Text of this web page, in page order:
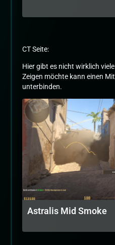
CT Seite:
Hier gibt es nicht wirklich
Zeigen möchte kann einen
unterbinden.
Astralis Mid Smoke